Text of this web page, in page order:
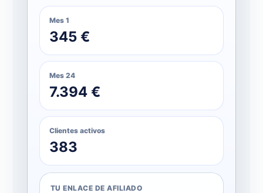
Mes 1
345 €
Mes 24
7.394 €
Clientes activos
383
TU ENLACE DE AFILIADO